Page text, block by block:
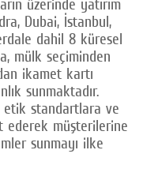
üzerinde yatırım
Dubai, İstanbul,
dahil 8 küresel
mülk seçiminden
ikamet kartı
sunmaktadır.
etik standartlara ve
müşterilerine
sunmayı ilke